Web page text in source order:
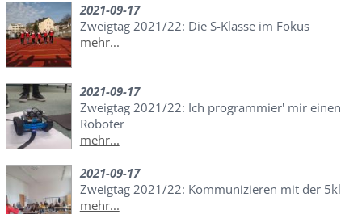
2021-09-17
Zweigtag 2021/22: Die S-Klasse im Fokus
mehr...
2021-09-17
Zweigtag 2021/22: Ich programmier' mir einen
Roboter
mehr...
2021-09-17
Zweigtag 2021/22: Kommunizieren mit der 5kl
mehr...